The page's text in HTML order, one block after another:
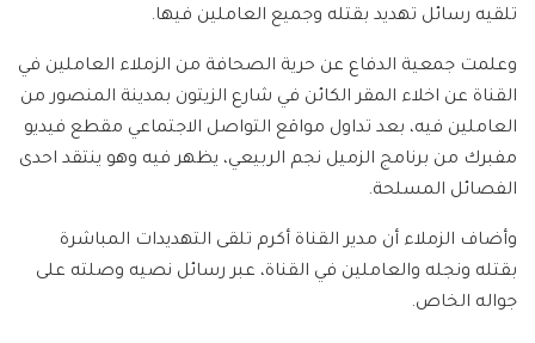
تلقيه رسائل تهديد بقتله وجميع العاملين فيها.
وعلمت جمعية الدفاع عن حرية الصحافة من الزملاء العاملين في
القناة عن اخلاء المقر الكائن في شارع الزيتون بمدينة المنصور من
العاملين فيه، بعد تداول مواقع التواصل الاجتماعي مقطع فيديو
مفبرك من برنامج الزميل نجم الربيعي، يظهر فيه وهو ينتقد احدى
الفصائل المسلحة.
وأضاف الزملاء أن مدير القناة أكرم تلقى التهديدات المباشرة
بقتله ونجله والعاملين في القناة، عبر رسائل نصيه وصلته على
جواله الخاص.